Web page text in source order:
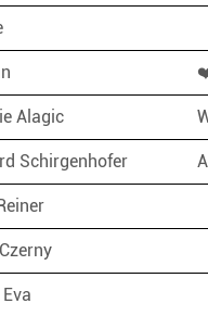
Alagic
Schirgenhofer